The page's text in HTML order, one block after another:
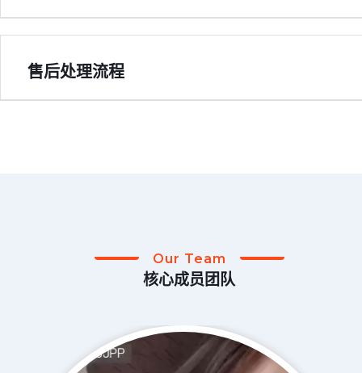
售后处理流程
Our Team
核心成员团队